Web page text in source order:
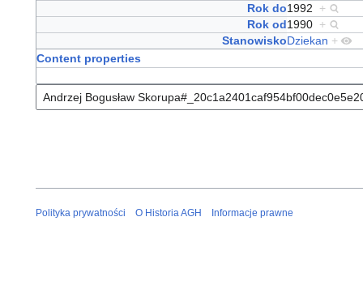
Rok do1992
+
Rok od1990 +
StanowiskoDziekan +
Content properties
Polityka prywatności O Historia AGH Informacje prawne